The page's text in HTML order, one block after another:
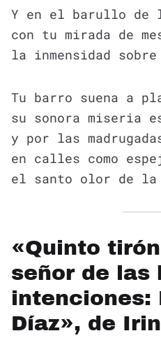
Y en el barullo de
con tu mirada de
la inmensidad
Tu barro suena a
su sonora miseria
y por las
en calles como
el santo olor de la
«Quinto
señor de las
intenciones:
Díaz», de